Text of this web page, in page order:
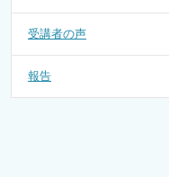
受講者の声
報告